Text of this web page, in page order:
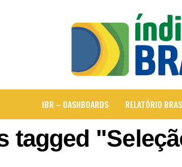
IBR – DASHBOARDS RELATÓRIO
tagged